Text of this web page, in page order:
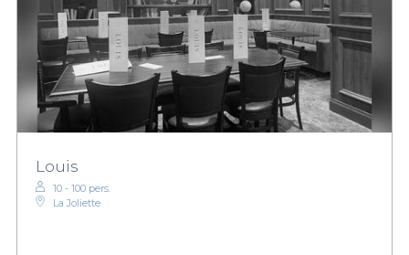
Louis
10 - 100 pers.
La Joliette